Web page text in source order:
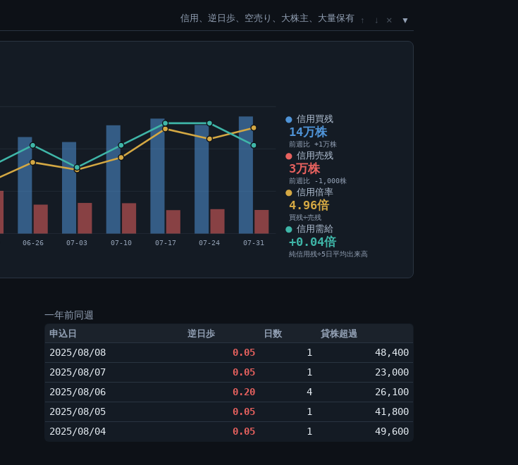
信用、逆日歩、空売り、大株主、大量保有 ↑ ↓ ×
06-26 07-03 07-10 07-17 07-24 07-31
信用買残
14万株
前週比 +1万株
信用売残
3万株
前週比 -1,000株
信用倍率
4.96倍
買残÷売残
信用需給
+0.04倍
純信用残÷5日平均出来高
一年前同週
申込日 逆日歩 日数 貸株超過
2025/08/08 0.05 1
48,400
2025/08/07
0.05 1
23,000
2025/08/06
0.20 4
26,100
2025/08/05
0.05 1
41,800
2025/08/04
0.05 1 49,600